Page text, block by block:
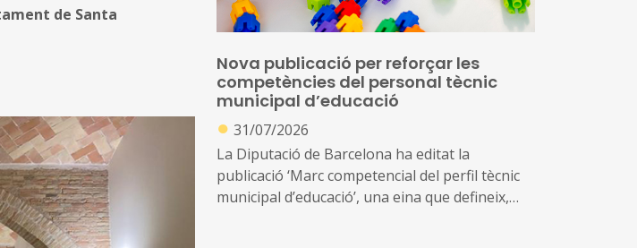
de Santa
Nova publicació per reforçar les
competències del personal tècnic
municipal d’educació
● 31/07/2026
La Diputació de Barcelona ha editat la
publicació ‘Marc competencial del perfil tècnic
municipal d’educació’, una eina que defineix,